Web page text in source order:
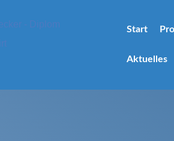
Start
Aktuelles